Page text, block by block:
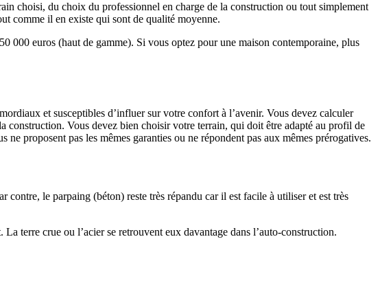
choisi, du choix du professionnel en charge de la construction ou tout simplement
comme il en existe qui sont de qualité moyenne.
000 euros (haut de gamme). Si vous optez pour une maison contemporaine, plus
et susceptibles d’influer sur votre confort à l’avenir. Vous devez calculer
construction. Vous devez bien choisir votre terrain, qui doit être adapté au profil de
proposent pas les mêmes garanties ou ne répondent pas aux mêmes prérogatives.
contre, le parpaing (béton) reste très répandu car il est facile à utiliser et est très
terre crue ou l’acier se retrouvent eux davantage dans l’auto-construction.